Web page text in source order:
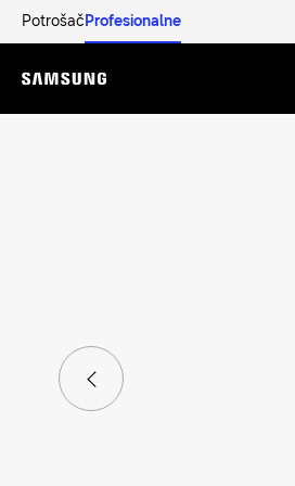
PotrošačProfesionalne
Menu